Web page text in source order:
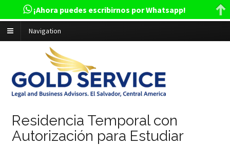
Navigation
Residencia Temporal con
Autorización para Estudiar
¡Ahora puedes escribirnos por Whatsapp!